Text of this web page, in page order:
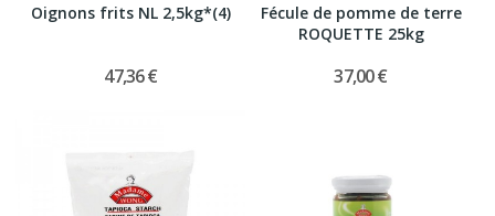
Oignons frits NL 2,5kg*(4)
47,36 €
Fécule de pomme de terre
ROQUETTE 25kg
37,00 €